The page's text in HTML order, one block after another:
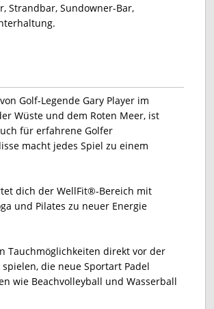
Strandbar, Sundowner-Bar,
Golf-Legende Gary Player im
Wüste und dem Roten Meer, ist
für erfahrene Golfer
macht jedes Spiel zu einem
dich der WellFit®-Bereich mit
und Pilates zu neuer Energie
Tauchmöglichkeiten direkt vor der
die neue Sportart Padel
wie Beachvolleyball und Wasserball